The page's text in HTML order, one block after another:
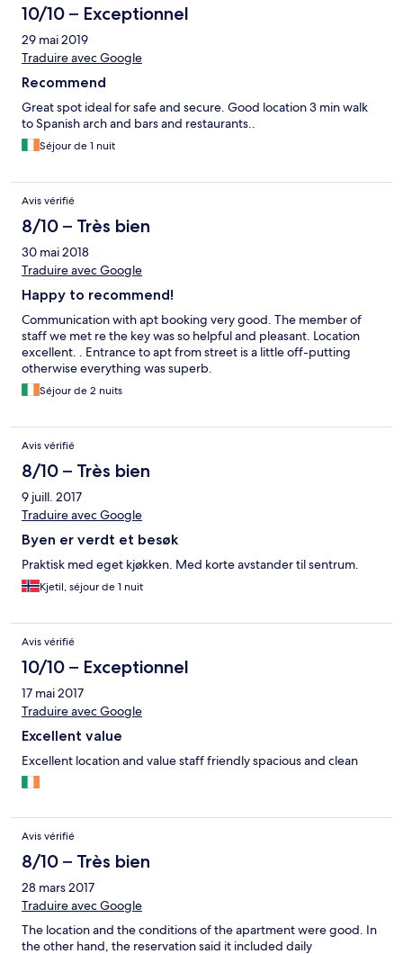
10/10 – Exceptionnel
29 mai 2019
Traduire avec Google
Recommend
Great spot ideal for safe and secure. Good location 3 min walk
to Spanish arch and bars and restaurants..
Séjour de 1 nuit
Avis vérifié
8/10 – Très bien
30 mai 2018
Traduire avec Google
Happy to recommend!
Communication with apt booking very good. The member of
staff we met re the key was so helpful and pleasant. Location
excellent. . Entrance to apt from street is a little off-putting
otherwise everything was superb.
Séjour de 2 nuits
Avis vérifié
8/10 – Très bien
9 juill. 2017
Traduire avec Google
Byen er verdt et besøk
Praktisk med eget kjøkken. Med korte avstander til sentrum.
Kjetil, séjour de 1 nuit
Avis vérifié
10/10 – Exceptionnel
17 mai 2017
Traduire avec Google
Excellent value
Excellent location and value staff friendly spacious and clean
Avis vérifié
8/10 – Très bien
28 mars 2017
Traduire avec Google
The location and the conditions of the apartment were good. In
the other hand, the reservation said it included daily